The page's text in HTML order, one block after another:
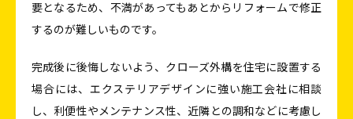
要となるため、不満があってもあとからリフォームで修正
するのが難しいものです。
完成後に後悔しないよう、クローズ外構を住宅に設置する
場合には、エクステリアデザインに強い施工会社に相談
し、利便性やメンテナンス性、近隣との調和などに考慮し